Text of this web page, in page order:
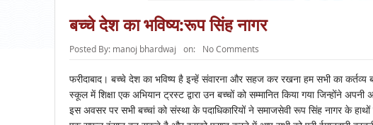
बच्चे देश का भविष्य:रूप सिंह नागर
Posted By: manoj bhardwaj on: No Comments
फरीदाबाद। बच्चे देश का भविष्य है इन्हें संवारना और सहज कर रखना हम सभी का
स्कूल में शिक्षा एक अभियान ट्रस्ट द्वारा उन बच्चों को सम्मानित किया गया जिन्होंने
इस अवसर पर सभी बच्चां को संस्था के पदाधिकारियों ने समाजसेवी रूप सिंह नागर के